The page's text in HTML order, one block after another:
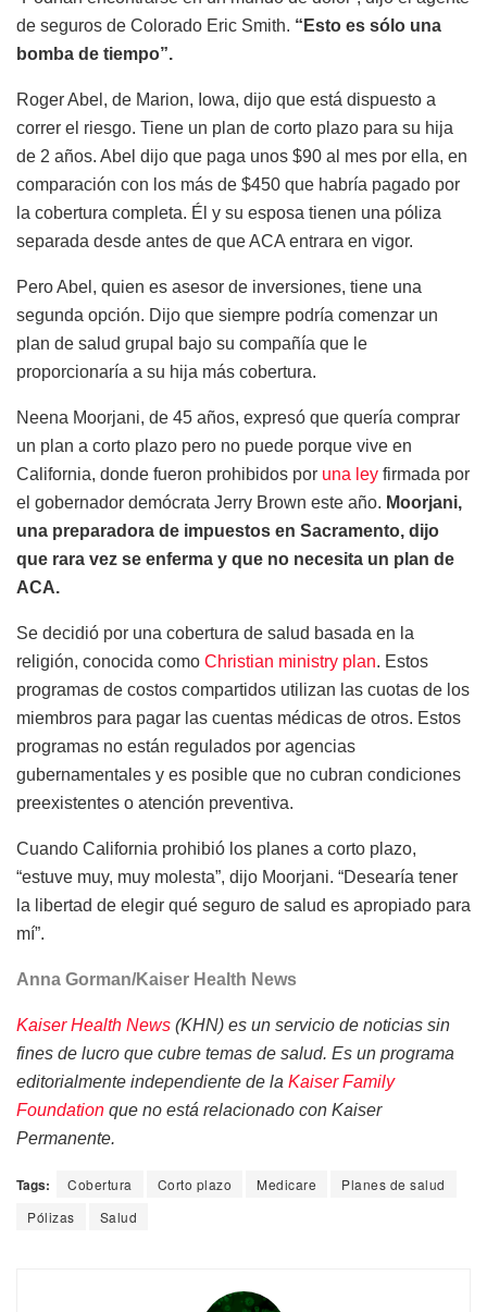
de seguros de Colorado Eric Smith. “Esto es sólo una
bomba de tiempo”.
Roger Abel, de Marion, Iowa, dijo que está dispuesto a
correr el riesgo. Tiene un plan de corto plazo para su hija
de 2 años. Abel dijo que paga unos $90 al mes por ella, en
comparación con los más de $450 que habría pagado por
la cobertura completa. Él y su esposa tienen una póliza
separada desde antes de que ACA entrara en vigor.
Pero Abel, quien es asesor de inversiones, tiene una
segunda opción. Dijo que siempre podría comenzar un
plan de salud grupal bajo su compañía que le
proporcionaría a su hija más cobertura.
Neena Moorjani, de 45 años, expresó que quería comprar
un plan a corto plazo pero no puede porque vive en
California, donde fueron prohibidos por una ley firmada por
el gobernador demócrata Jerry Brown este año. Moorjani,
una preparadora de impuestos en Sacramento, dijo
que rara vez se enferma y que no necesita un plan de
ACA.
Se decidió por una cobertura de salud basada en la
religión, conocida como Christian ministry plan. Estos
programas de costos compartidos utilizan las cuotas de los
miembros para pagar las cuentas médicas de otros. Estos
programas no están regulados por agencias
gubernamentales y es posible que no cubran condiciones
preexistentes o atención preventiva.
Cuando California prohibió los planes a corto plazo,
“estuve muy, muy molesta”, dijo Moorjani. “Desearía tener
la libertad de elegir qué seguro de salud es apropiado para
mí”.
Anna Gorman/Kaiser Health News
Kaiser Health News (KHN) es un servicio de noticias sin
fines de lucro que cubre temas de salud. Es un programa
editorialmente independiente de la Kaiser Family
Foundation que no está relacionado con Kaiser
Permanente.
Tags: Cobertura Corto plazo Medicare
Planes de salud
Pólizas
Salud